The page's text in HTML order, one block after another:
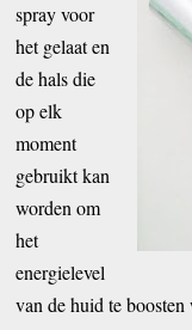
spray voor
het gelaat en
de hals die
op elk
moment
gebruikt kan
worden om
het
energielevel
van de huid te